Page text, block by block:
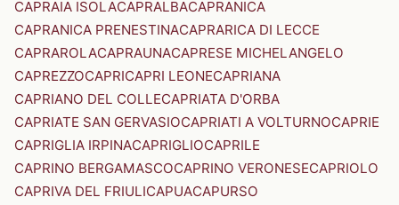
CAPRAIA ISOLACAPRALBACAPRANICA
CAPRANICA PRENESTINACAPRARICA DI LECCE
CAPRAROLACAPRAUNACAPRESE MICHELANGELO
CAPREZZOCAPRICAPRI LEONECAPRIANA
CAPRIANO DEL COLLECAPRIATA D'ORBA
CAPRIATE SAN GERVASIOCAPRIATI A VOLTURNOCAPRIE
CAPRIGLIA IRPINACAPRIGLIOCAPRILE
CAPRINO BERGAMASCOCAPRINO VERONESECAPRIOLO
CAPRIVA DEL FRIULICAPUACAPURSO